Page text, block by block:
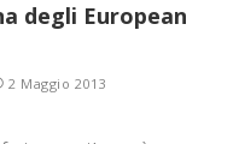
degli European
2 Maggio 2013